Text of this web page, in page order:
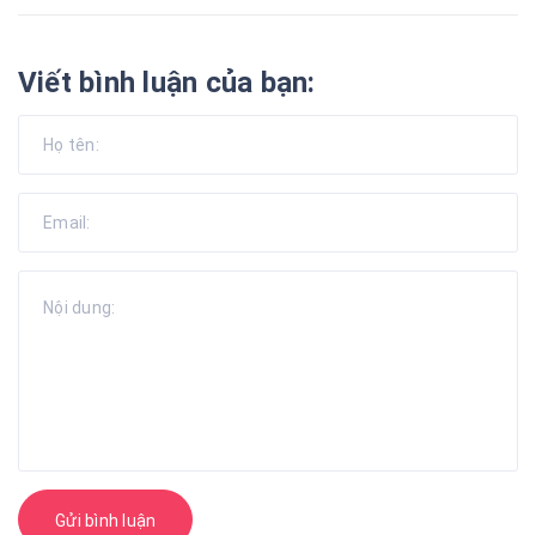
Viết bình luận của bạn:
Gửi bình luận